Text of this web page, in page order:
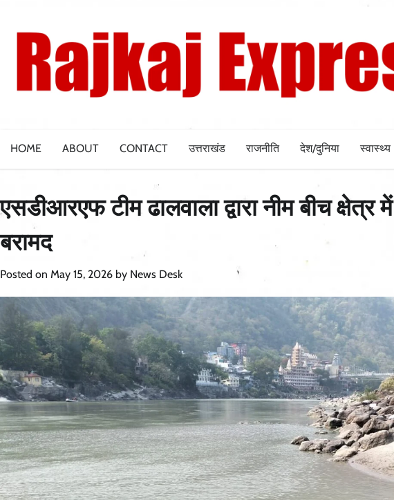
content
HOME ABOUT CONTACT उत्तराखंड राजनीति देश/दुनिया स्वास्थ्य
एसडीआरएफ टीम ढालवाला द्वारा नीम बीच
बरामद
Posted on May 15, 2026 by News Desk